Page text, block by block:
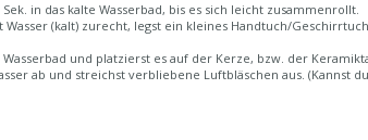
in das kalte Wasserbad, bis es sich leicht zusammenrollt.
(kalt) zurecht, legst ein kleines Handtuch/
und platzierst es auf der Kerze, bzw. der
ab und streichst verbliebene Luftbläschen aus. (Kannst